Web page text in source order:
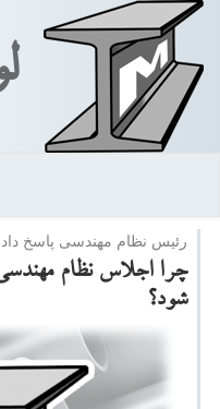
رئیس نظام مهندسی پاسخ داد
چرا اجلاس نظام
شود؟